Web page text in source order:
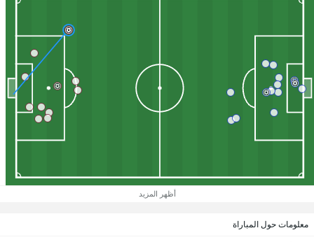
أظهر المزيد
معلومات حول المباراة